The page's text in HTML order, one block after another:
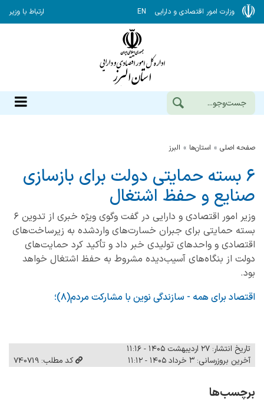
وزارت امور اقتصادی و دارایی EN ارتباط با وزیر
صفحه اصلی استان‌ها البرز
۶ بسته حمایتی دولت برای بازسازی
صنایع و حفظ اشتغال
وزیر امور اقتصادی و دارایی در گفت وگوی ویژه خبری از تدوین ۶
بسته حمایتی برای جبران خسارت‌های واردشده به زیرساخت‌های
اقتصادی و واحدهای تولیدی خبر داد و تأکید کرد حمایت‌های
دولت از بنگاه‌های آسیب‌دیده مشروط به حفظ اشتغال خواهد
بود.
اقتصاد برای همه - سازندگی نوین با مشارکت مردم(۸)؛
تاریخ انتشار: ۲۷ اردیبهشت ۱۴۰۵ - ۱۱:۱۶
آخرین بروزرسانی: ۳ خرداد ۱۴۰۵ - ۱۱:۱۲
کد مطلب: 740719
برچسب‌ها